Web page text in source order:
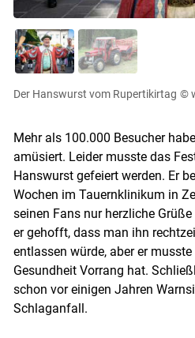
Der Hanswurst vom Rupertikirtag ©
Mehr als 100.000 Besucher
amüsiert. Leider musste das
Hanswurst gefeiert werden. Er
Wochen im Tauernklinikum in
seinen Fans nur herzliche
er gehofft, dass man ihn
entlassen würde, aber er
Gesundheit Vorrang hat.
schon vor einigen Jahren
Schlaganfall.